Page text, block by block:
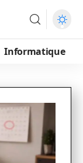
Informatique